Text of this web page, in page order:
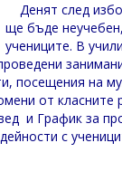
Денят след
ще бъде
учениците. В
посещения на
от класните
и График за
с